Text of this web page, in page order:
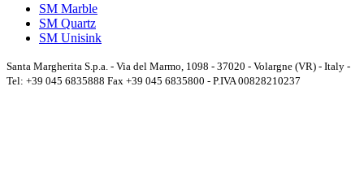
SM Marble
SM Quartz
SM Unisink
Santa Margherita S.p.a. - Via del Marmo, 1098 - 37020 - Volargne (VR) - Italy -
Tel: +39 045 6835888 Fax +39 045 6835800 - P.IVA 00828210237